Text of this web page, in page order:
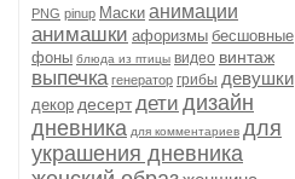
PNG pinup Маски анимации
анимашки афоризмы бесшовные
фоны блюда из птицы видео винтаж
выпечка генератор грибы девушки
декор десертдети дизайн
дневника для комментариев для
украшения дневника